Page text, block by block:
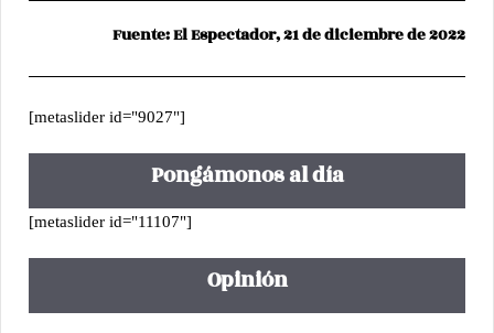
Fuente: El Espectador, 21 de diciembre de 2022
[metaslider id="9027"]
Pongámonos al día
[metaslider id="11107"]
Opinión